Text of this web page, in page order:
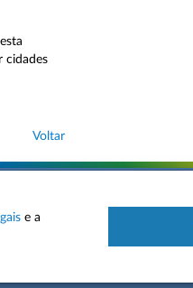
cidades
Voltar
e a